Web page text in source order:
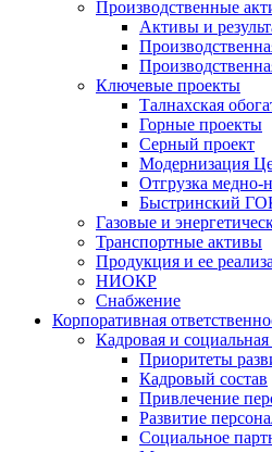
Производственные
Активы и
Ключевые проекты
Талнахская
Горные проекты
Серный проект
Модернизация
Отгрузка медно-
Быстринский
Газовые и
Транспортные активы
Продукция и ее
НИОКР
Снабжение
Корпоративная
Кадровая и
Приоритеты
Кадровый состав
Привлечение
Развитие
Социальное